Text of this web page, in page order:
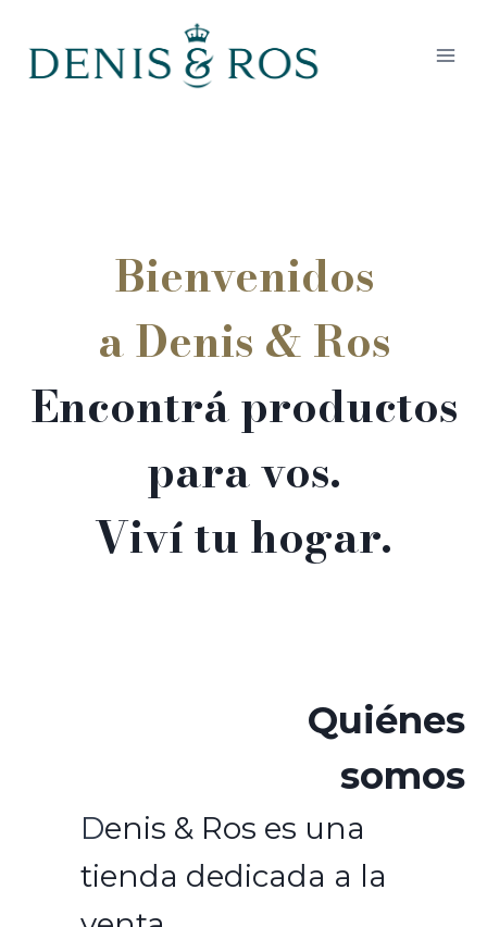
contenido
Bienvenidos
a Denis & Ros
Encontrá productos
para vos.
Viví tu hogar.
Quiénes
somos
Denis & Ros es una
tienda dedicada a la